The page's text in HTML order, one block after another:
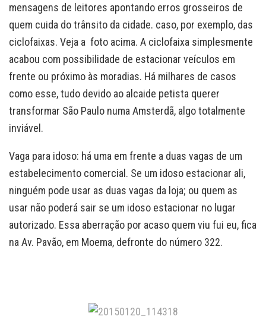
mensagens de leitores apontando erros grosseiros de
quem cuida do trânsito da cidade. caso, por exemplo, das
ciclofaixas. Veja a foto acima. A ciclofaixa simplesmente
acabou com possibilidade de estacionar veículos em
frente ou próximo às moradias. Há milhares de casos
como esse, tudo devido ao alcaide petista querer
transformar São Paulo numa Amsterdã, algo totalmente
inviável.
Vaga para idoso: há uma em frente a duas vagas de um
estabelecimento comercial. Se um idoso estacionar ali,
ninguém pode usar as duas vagas da loja; ou quem as
usar não poderá sair se um idoso estacionar no lugar
autorizado. Essa aberração por acaso quem viu fui eu, fica
na Av. Pavão, em Moema, defronte do número 322.